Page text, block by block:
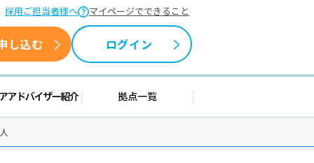
採用ご担当者様へ マイページでできること
し込む ログイン
報 キャリアアドバイザー紹介 拠点一覧